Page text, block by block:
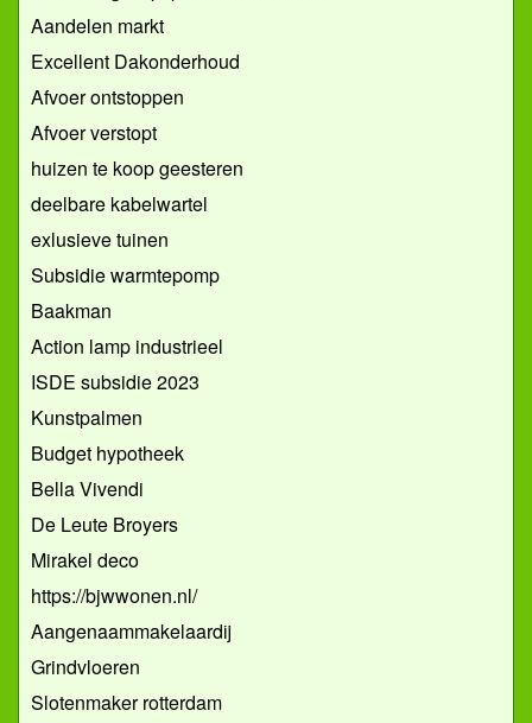
Aandelen markt
Excellent Dakonderhoud
Afvoer ontstoppen
Afvoer verstopt
huizen te koop geesteren
deelbare kabelwartel
exlusieve tuinen
Subsidie warmtepomp
Baakman
Action lamp industrieel
ISDE subsidie 2023
Kunstpalmen
Budget hypotheek
Bella Vivendi
De Leute Broyers
Mirakel deco
https://bjwwonen.nl/
Aangenaammakelaardij
Grindvloeren
Slotenmaker rotterdam